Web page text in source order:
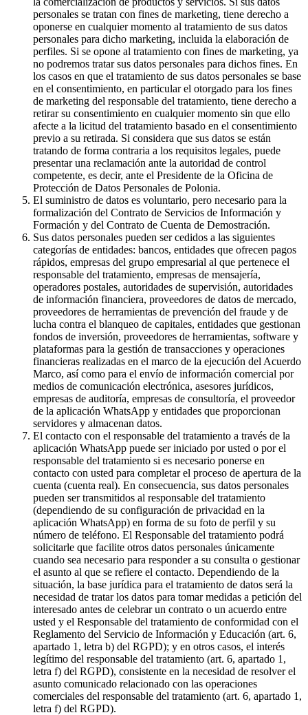
personales se tratan con fines de marketing, tiene derecho a
oponerse en cualquier momento al tratamiento de sus datos
personales para dicho marketing, incluida la elaboración de
perfiles. Si se opone al tratamiento con fines de marketing, ya
no podremos tratar sus datos personales para dichos fines. En
los casos en que el tratamiento de sus datos personales se base
en el consentimiento, en particular el otorgado para los fines
de marketing del responsable del tratamiento, tiene derecho a
retirar su consentimiento en cualquier momento sin que ello
afecte a la licitud del tratamiento basado en el consentimiento
previo a su retirada. Si considera que sus datos se están
tratando de forma contraria a los requisitos legales, puede
presentar una reclamación ante la autoridad de control
competente, es decir, ante el Presidente de la Oficina de
Protección de Datos Personales de Polonia.
El suministro de datos es voluntario, pero necesario para la
formalización del Contrato de Servicios de Información y
Formación y del Contrato de Cuenta de Demostración.
Sus datos personales pueden ser cedidos a las siguientes
categorías de entidades: bancos, entidades que ofrecen pagos
rápidos, empresas del grupo empresarial al que pertenece el
responsable del tratamiento, empresas de mensajería,
operadores postales, autoridades de supervisión, autoridades
de información financiera, proveedores de datos de mercado,
proveedores de herramientas de prevención del fraude y de
lucha contra el blanqueo de capitales, entidades que gestionan
fondos de inversión, proveedores de herramientas, software y
plataformas para la gestión de transacciones y operaciones
financieras realizadas en el marco de la ejecución del Acuerdo
Marco, así como para el envío de información comercial por
medios de comunicación electrónica, asesores jurídicos,
empresas de auditoría, empresas de consultoría, el proveedor
de la aplicación WhatsApp y entidades que proporcionan
servidores y almacenan datos.
El contacto con el responsable del tratamiento a través de la
aplicación WhatsApp puede ser iniciado por usted o por el
responsable del tratamiento si es necesario ponerse en
contacto con usted para completar el proceso de apertura de la
cuenta (cuenta real). En consecuencia, sus datos personales
pueden ser transmitidos al responsable del tratamiento
(dependiendo de su configuración de privacidad en la
aplicación WhatsApp) en forma de su foto de perfil y su
número de teléfono. El Responsable del tratamiento podrá
solicitarle que facilite otros datos personales únicamente
cuando sea necesario para responder a su consulta o gestionar
el asunto al que se refiere el contacto. Dependiendo de la
situación, la base jurídica para el tratamiento de datos será la
necesidad de tratar los datos para tomar medidas a petición del
interesado antes de celebrar un contrato o un acuerdo entre
usted y el Responsable del tratamiento de conformidad con el
Reglamento del Servicio de Información y Educación (art. 6,
apartado 1, letra b) del RGPD); y en otros casos, el interés
legítimo del responsable del tratamiento (art. 6, apartado 1,
letra f) del RGPD), consistente en la necesidad de resolver el
asunto comunicado relacionado con las operaciones
comerciales del responsable del tratamiento (art. 6, apartado 1,
letra f) del RGPD).